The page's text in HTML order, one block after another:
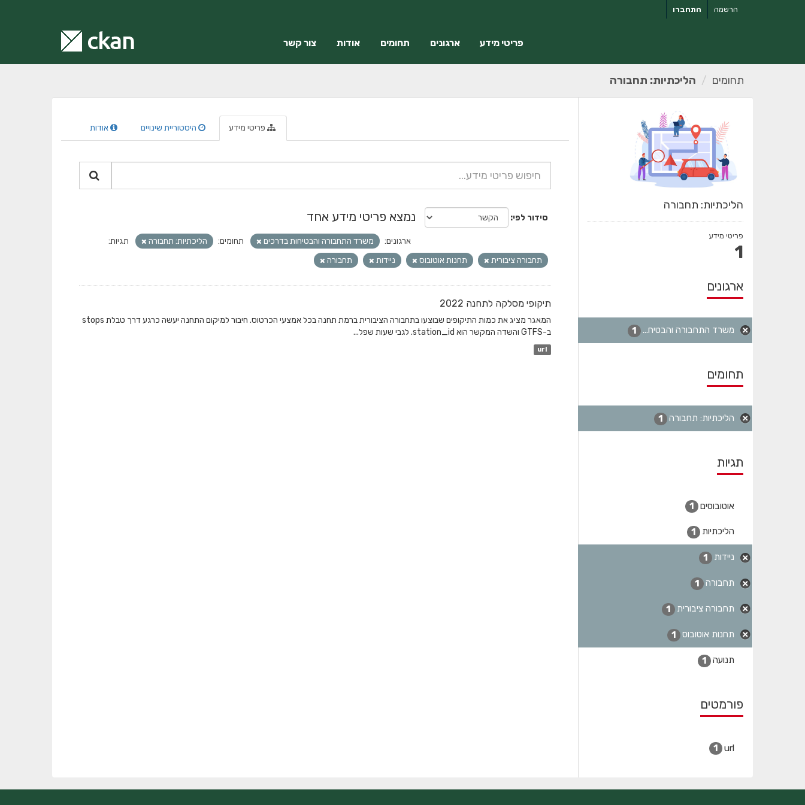
התחברו הרשמה
פריטי מידע ארגונים תחומים אודות צור קשר
תחומים הליכתיות: תחבורה
הליכתיות: תחבורה
פריטי מידע
1
ארגונים
משרד התחבורה והבטיח... 1
תחומים
הליכתיות: תחבורה 1
תגיות
אוטובוסים 1
הליכתיות 1
ניידות 1
תחבורה 1
תחבורה ציבורית 1
תחנות אוטובוס 1
תנועה 1
פורמטים
url
1
פריטי מידע היסטוריית שינויים אודות
סידור לפי נמצא פריטי מידע אחד
ארגונים: משרד התחבורה והבטיחות בדרכים תחומים: הליכתיות: תחבורה
תגיות:
תחבורה ציבורית
תחנות אוטובוס ניידות תחבורה
תיקופי מסלקה לתחנה 2022
המאגר מציג את כמות התיקופים שבוצעו בתחבורה הציבורית ברמת תחנה בכל אמצעי הכרטוס. חיבור למיקום התחנה יעשה כרגע דרך טבלת stops
ב-GTFS והשדה המקשר הוא station_id. לגבי שעות שפל...
url